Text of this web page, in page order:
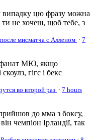
випадку цю фразу можна
не хочеш, щоб тебе, з
мисматча с Алленом · 7
МЮ, якщо
гігс і бекс
во второй раз · 7 hours
до мма з боксу,
чемпіон Ірландії, так